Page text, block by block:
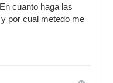
cuanto haga las
por cual metedo me